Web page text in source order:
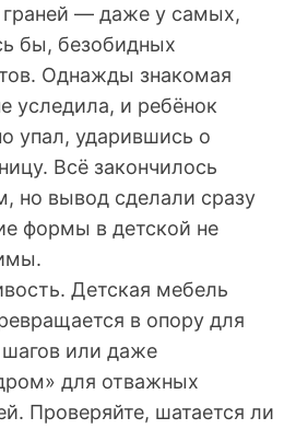
— даже у самых,
бы, безобидных
Однажды знакомая
уследила, и ребёнок
упал, ударившись о
Всё закончилось
но вывод сделали сразу
формы в детской не
Детская мебель
в опору для
или даже
для отважных
Проверяйте, шатается ли